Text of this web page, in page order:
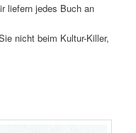
liefern jedes Buch an
nicht beim Kultur-Killer,